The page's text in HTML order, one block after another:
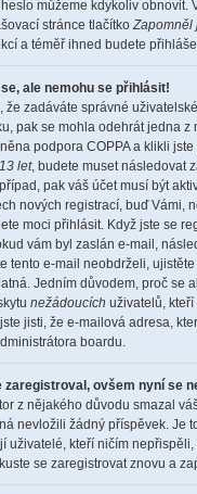
můžeme kdykoliv obnovit.
stránce tlačítkoZapomněl
a téměř ihned budete
ale nemohu se přihlásit!
že zadáváte správné
pak se mohla odehrát jedna z
podpora COPPA a klikli
let, budete muset následovat
pak váš účet musí být
nových registrací, buď Vámi,
moci přihlásit. Když jste se
vám byl zaslán e-mail,
tento e-mail neobdrželi,
Jedním důvodem, proč se
nežádoucích uživatelů,
jisti, že e-mailová adresa,
boardu.
zaregistroval, ovšem nyní se
z nějakého důvodu smazal
nevložili žádný příspěvek. Je
uživatelé, kteří ničím
se zaregistrovat znovu a